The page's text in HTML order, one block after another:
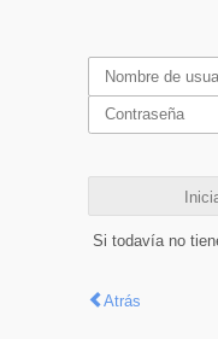
Si todavía no
Atrás